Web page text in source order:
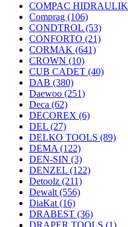
COMPAC HIDRAULIK
Comprag (106)
CONDTROL (53)
CONFORTO (21)
CORMAK (641)
CROWN (10)
CUB CADET (40)
DAB (380)
Daewoo (251)
Deca (62)
DECOREX (6)
DEL (27)
DELKO TOOLS (89)
DEMA (122)
DEN-SIN (3)
DENZEL (122)
Detoolz (211)
Dewalt (556)
DiaKat (16)
DRABEST (36)
DRAPER TOOLS (1)